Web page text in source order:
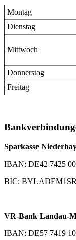
Montag
Dienstag
Mittwoch
Donnerstag
Freitag
Sparkasse
IBAN: DE42 7425
BIC:
VR-Bank Landau-
IBAN: DE57 7419